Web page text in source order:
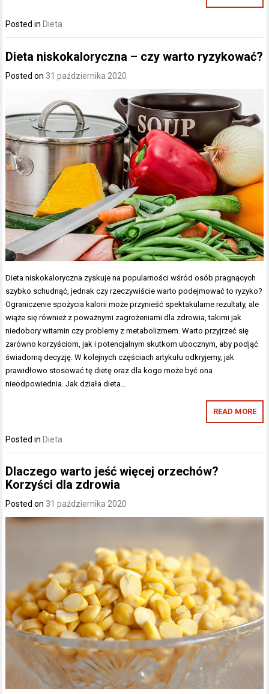
Posted in Dieta
Dieta niskokaloryczna – czy warto ryzykować?
Posted on 31 października 2020
Dieta niskokaloryczna zyskuje na popularności wśród osób pragnących
szybko schudnąć, jednak czy rzeczywiście warto podejmować to ryzyko?
Ograniczenie spożycia kalorii może przynieść spektakularne rezultaty, ale
wiąże się również z poważnymi zagrożeniami dla zdrowia, takimi jak
niedobory witamin czy problemy z metabolizmem. Warto przyjrzeć się
zarówno korzyściom, jak i potencjalnym skutkom ubocznym, aby podjąć
świadomą decyzję. W kolejnych częściach artykułu odkryjemy, jak
prawidłowo stosować tę dietę oraz dla kogo może być ona
nieodpowiednia. Jak działa dieta…
READ MORE
Posted inDieta
Dlaczego warto jeść więcej orzechów?
Korzyści dla zdrowia
Posted on 31 października 2020